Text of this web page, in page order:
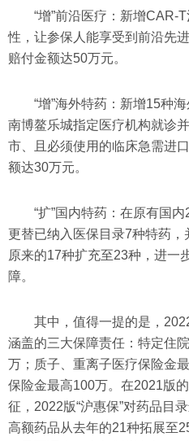
“增”前沿医疗：新增CAR-
性，让参保人能享受到前沿先
赔付金额达50万元。
“增”海外特药：新增15种
南博鳌乐城指定医疗机构就诊
市、且必须使用的临床急需进
额达30万元。
“扩”国内特药：在原有国
更替已纳入医保目录7种特药
原来的17种扩充至23种，进一
障。
其中，值得一提的是，
涵盖的三大保障责任：特定住
万；质子、重离子医疗保险金
保险金最高100万。在2021版
征，2022版“沪惠保”对药品目
高额药品从去年的21种拓展至